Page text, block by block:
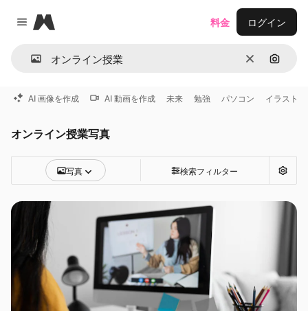
Close menu
Magnific
消去 画像で
料金 ログイン
AI 画像を作成 AI 動画を作成 未来 勉強 パソコン イラスト
オンライン授業写真
写真 検索フィルター